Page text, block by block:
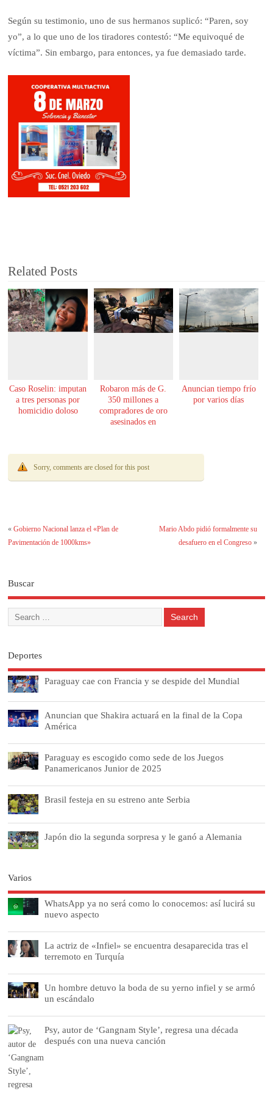
Según su testimonio, uno de sus hermanos suplicó: “Paren, soy
yo”, a lo que uno de los tiradores contestó: “Me equivoqué de
víctima”. Sin embargo, para entonces, ya fue demasiado tarde.
Related Posts
Caso Roselin: imputan
a tres personas por
homicidio doloso
Robaron más de G.
350 millones a
compradores de oro
asesinados en
Anuncian tiempo frío
por varios días
Sorry, comments are closed for this post
«Gobierno Nacional lanza el «Plan de
Pavimentación de 1000kms»
Mario Abdo pidió formalmente su
desafuero en el Congreso»
Buscar
Deportes
Paraguay cae con Francia y se despide del Mundial
Anuncian que Shakira actuará en la final de la Copa
América
Paraguay es escogido como sede de los Juegos
Panamericanos Junior de 2025
Brasil festeja en su estreno ante Serbia
Japón dio la segunda sorpresa y le ganó a Alemania
Varios
WhatsApp ya no será como lo conocemos: así lucirá su
nuevo aspecto
La actriz de «Infiel» se encuentra desaparecida tras el
terremoto en Turquía
Un hombre detuvo la boda de su yerno infiel y se armó
un escándalo
Psy, autor de ‘Gangnam Style’, regresa una década
después con una nueva canción